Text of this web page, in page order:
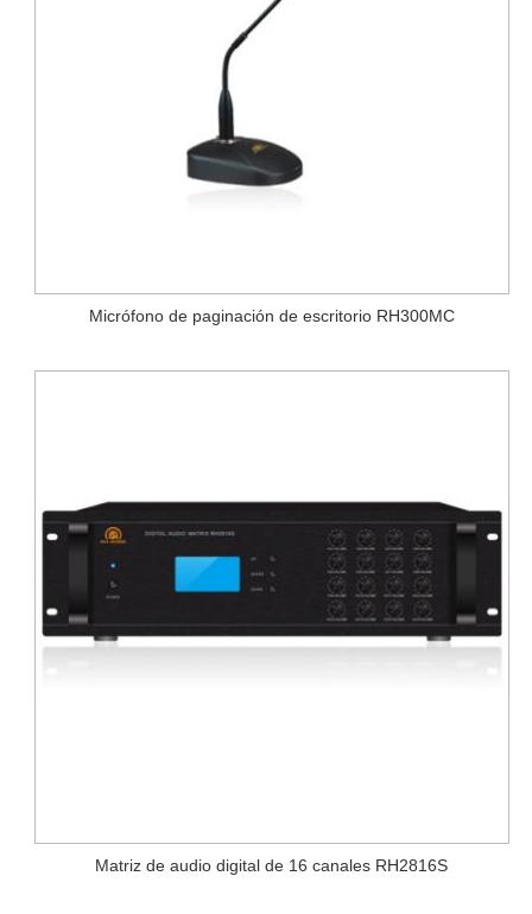
Micrófono de paginación de escritorio RH300MC
Matriz de audio digital de 16 canales RH2816S